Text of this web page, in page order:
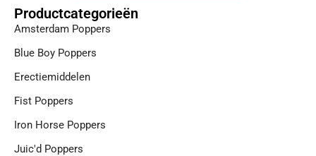
o
o
k
Productcategorieën
Amsterdam Poppers
Blue Boy Poppers
Erectiemiddelen
Fist Poppers
Iron Horse Poppers
Juic'd Poppers